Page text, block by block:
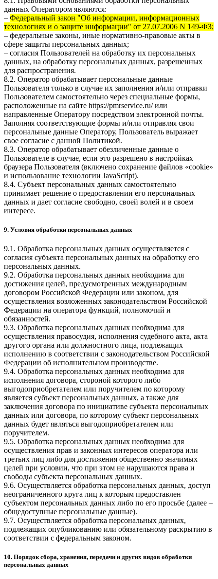
данных Оператором являются:
– Федеральный закон "Об информации, информационных
технологиях и о защите информации" от 27.07.2006 N 149-ФЗ;
– федеральные законы, иные нормативно-правовые акты в
сфере защиты персональных данных;
– согласия Пользователей на обработку их персональных
данных, на обработку персональных данных, разрешенных
для распространения.
8.2. Оператор обрабатывает персональные данные
Пользователя только в случае их заполнения и/или отправки
Пользователем самостоятельно через специальные формы,
расположенные на сайте https://pmrservice.ru/или
направленные Оператору посредством электронной почты.
Заполняя соответствующие формы и/или отправляя свои
персональные данные Оператору, Пользователь выражает
свое согласие с данной Политикой.
8.3. Оператор обрабатывает обезличенные данные о
Пользователе в случае, если это разрешено в настройках
браузера Пользователя (включено сохранение файлов «cookie»
и использование технологии JavaScript).
8.4. Субъект персональных данных самостоятельно
принимает решение о предоставлении его персональных
данных и дает согласие свободно, своей волей и в своем
интересе.
9. Условия обработки персональных данных
9.1. Обработка персональных данных осуществляется с
согласия субъекта персональных данных на обработку его
персональных данных.
9.2. Обработка персональных данных необходима для
достижения целей, предусмотренных международным
договором Российской Федерации или законом, для
осуществления возложенных законодательством Российской
Федерации на оператора функций, полномочий и
обязанностей.
9.3. Обработка персональных данных необходима для
осуществления правосудия, исполнения судебного акта, акта
другого органа или должностного лица, подлежащих
исполнению в соответствии с законодательством Российской
Федерации об исполнительном производстве.
9.4. Обработка персональных данных необходима для
исполнения договора, стороной которого либо
выгодоприобретателем или поручителем по которому
является субъект персональных данных, а также для
заключения договора по инициативе субъекта персональных
данных или договора, по которому субъект персональных
данных будет являться выгодоприобретателем или
поручителем.
9.5. Обработка персональных данных необходима для
осуществления прав и законных интересов оператора или
третьих лиц либо для достижения общественно значимых
целей при условии, что при этом не нарушаются права и
свободы субъекта персональных данных.
9.6. Осуществляется обработка персональных данных, доступ
неограниченного круга лиц к которым предоставлен
субъектом персональных данных либо по его просьбе (далее –
общедоступные персональные данные).
9.7. Осуществляется обработка персональных данных,
подлежащих опубликованию или обязательному раскрытию в
соответствии с федеральным законом.
10. Порядок сбора, хранения, передачи и других видов обработки
персональных данных